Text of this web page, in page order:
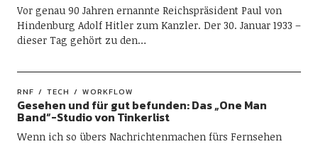
Vor genau 90 Jahren ernannte Reichspräsident Paul von
Hindenburg Adolf Hitler zum Kanzler. Der 30. Januar 1933 –
dieser Tag gehört zu den…
RNF TECH WORKFLOW
Gesehen und für gut befunden: Das „One Man
Band“-Studio von Tinkerlist
Wenn ich so übers Nachrichtenmachen fürs Fernsehen